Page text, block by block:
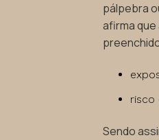
pálpebra
afirma
risco
Sendo